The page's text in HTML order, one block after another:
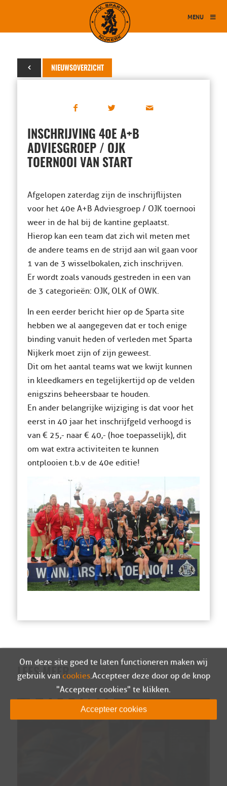
MENU
NIEUWSOVERZICHT
06 april 2024
INSCHRIJVING 40E A+B
ADVIESGROEP / OJK
TOERNOOI VAN START
Afgelopen zaterdag zijn de inschrijflijsten
voor het 40e A+B Adviesgroep / OJK toernooi
weer in de hal bij de kantine geplaatst.
Hierop kan een team dat zich wil meten met
de andere teams en de strijd aan wil gaan voor
1 van de 3 wisselbokalen, zich inschrijven.
Er wordt zoals vanouds gestreden in een van
de 3 categorieën: OJK, OLK of OWK.
In een eerder bericht hier op de Sparta site
hebben we al aangegeven dat er toch enige
binding vanuit heden of verleden met Sparta
Nijkerk moet zijn of zijn geweest.
Dit om het aantal teams wat we kwijt kunnen
in kleedkamers en tegelijkertijd op de velden
enigszins beheersbaar te houden.
En ander belangrijke wijziging is dat voor het
eerst in 40 jaar het inschrijfgeld verhoogd is
van € 25,- naar € 40,- (hoe toepasselijk), dit
om wat extra activiteiten te kunnen
ontplooien t.b.v de 40e editie!
LEES MEER
Om deze site goed te laten functioneren maken wij
gebruik van cookies. Accepteer deze door op de knop
"Accepteer cookies" te klikken.
Accepteer cookies